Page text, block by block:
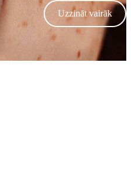
Uzzināt vairāk